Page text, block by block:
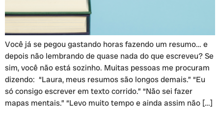
Você já se pegou gastando horas fazendo um resumo… e
depois não lembrando de quase nada do que escreveu? Se
sim, você não está sozinho. Muitas pessoas me procuram
dizendo: “Laura, meus resumos são longos demais.” “Eu
só consigo escrever em texto corrido.” “Não sei fazer
mapas mentais.” “Levo muito tempo e ainda assim não […]